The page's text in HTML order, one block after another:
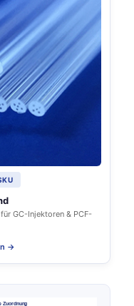
GC-Injektoren & PCF-
→
Zuordnung